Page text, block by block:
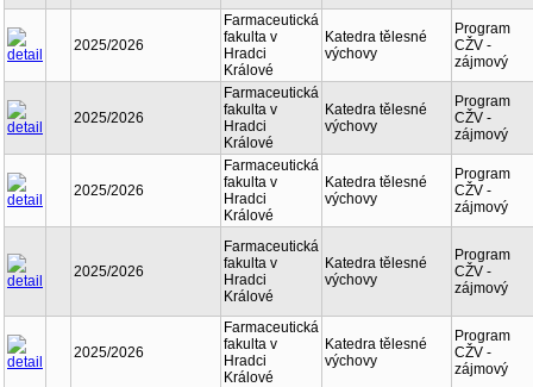
2025/2026
Farmaceutická
fakulta v
Hradci
Králové
Katedra tělesné
výchovy
Program
CŽV -
zájmový
2025/2026
Farmaceutická
fakulta v
Hradci
Králové
Katedra tělesné
výchovy
Program
CŽV -
zájmový
2025/2026
Farmaceutická
fakulta v
Hradci
Králové
Katedra tělesné
výchovy
Program
CŽV -
zájmový
2025/2026
Farmaceutická
fakulta v
Hradci
Králové
Katedra tělesné
výchovy
Program
CŽV -
zájmový
2025/2026
Farmaceutická
fakulta v
Hradci
Králové
Katedra tělesné
výchovy
Program
CŽV -
zájmový